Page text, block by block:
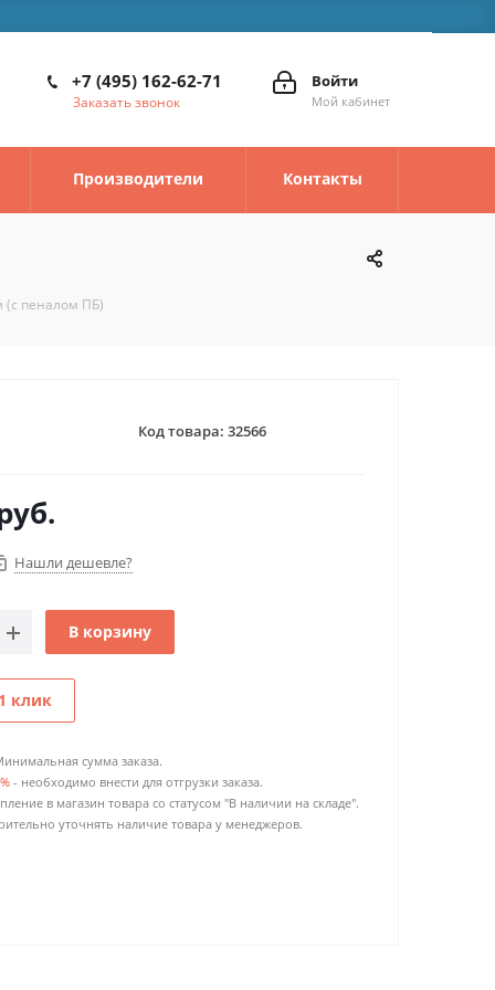
Войти
Мой кабинет
+7 (495) 162-62-71
Заказать звонок
Производители Контакты
(с пеналом ПБ)
Код товара: 32566
Нашли дешевле?
В корзину
клик
сумма заказа.
- необходимо внести для отгрузки заказа.
в магазин товара со статусом "В наличии на складе".
уточнять наличие товара у менеджеров.